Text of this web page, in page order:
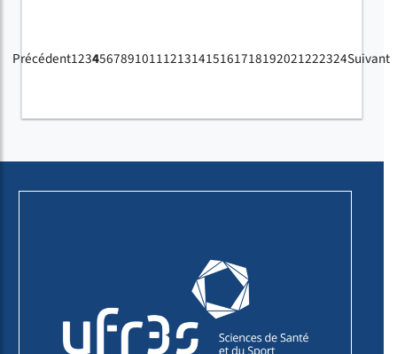
Précédent123456789101112131415161718192021222324Suivant